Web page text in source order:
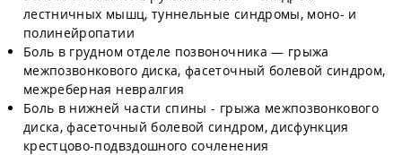
лестничных мышц, туннельные синдромы, моно- и
полинейропатии
Боль в грудном отделе позвоночника — грыжа
межпозвонкового диска, фасеточный болевой синдром,
межреберная невралгия
Боль в нижней части спины - грыжа межпозвонкового
диска, фасеточный болевой синдром, дисфункция
крестцово-подвздошного сочленения